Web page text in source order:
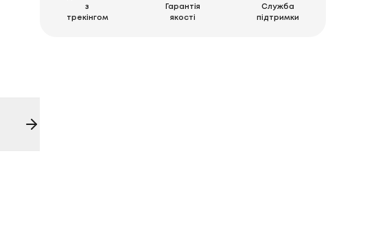
з
трекінгом
Гарантія
якості
Служба
підтримки